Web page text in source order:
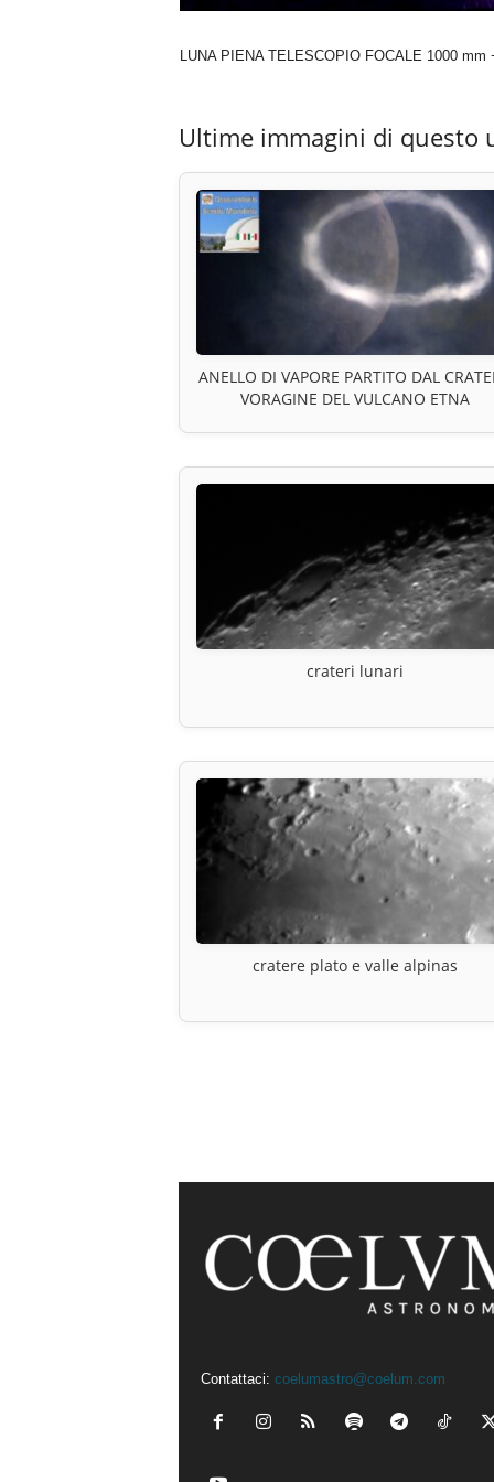
LUNA PIENA TELESCOPIO FOCALE 1000
Ultime immagini di questo
ANELLO DI VAPORE PARTITO DAL
VORAGINE DEL VULCANO ETNA
crateri lunari
cratere plato e valle alpinas
Contattaci: coelumastro@coelum.com